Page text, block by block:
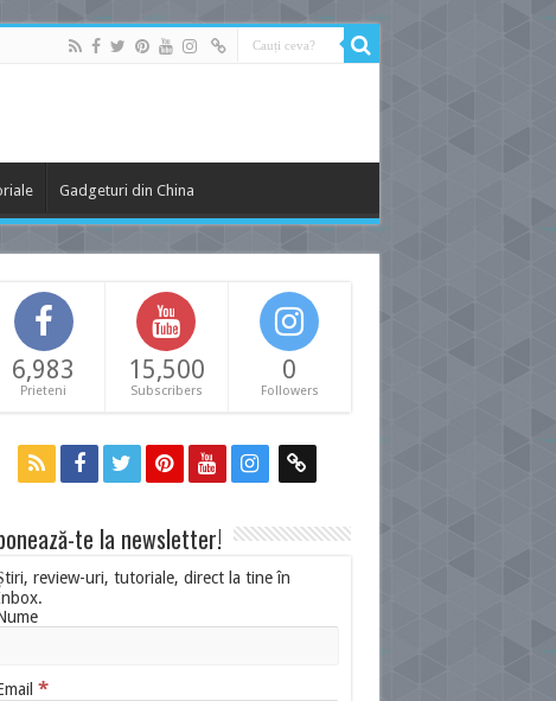
Gadgeturi din China
6,983
Prieteni
15,500
Subscribers
0
Followers
te la newsletter!
review-uri, tutoriale, direct la tine în
*